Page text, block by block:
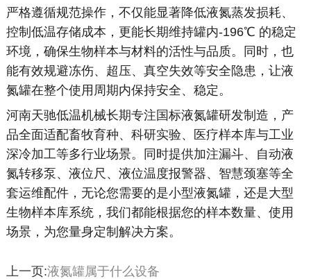
严格遵循规范操作，不仅能显著降低液氮蒸发损耗、
控制低温存储成本，更能长期维持罐内-196℃ 的稳定
环境，确保生物样本与材料的活性与品质。同时，也
能有效规避冻伤、超压、真空失效等安全隐患，让液
氮罐在整个使用周期内保持安全、稳定。
河南天驰低温机械长期专注国标液氮罐研发制造，产
品全面适配畜牧育种、科研实验、医疗样本库与工业
深冷加工等多行业场景。同时提供加注漏斗、自动液
氮转移泵、液位尺、液位温度报警器、智慧颈塞等全
套运维配件，无论您需要的是小型液氮罐，还是大型
生物样本库系统，我们都能根据您的样本数量、使用
场景，为您量身定制解决方案。
上一页:液氮罐属于什么设备